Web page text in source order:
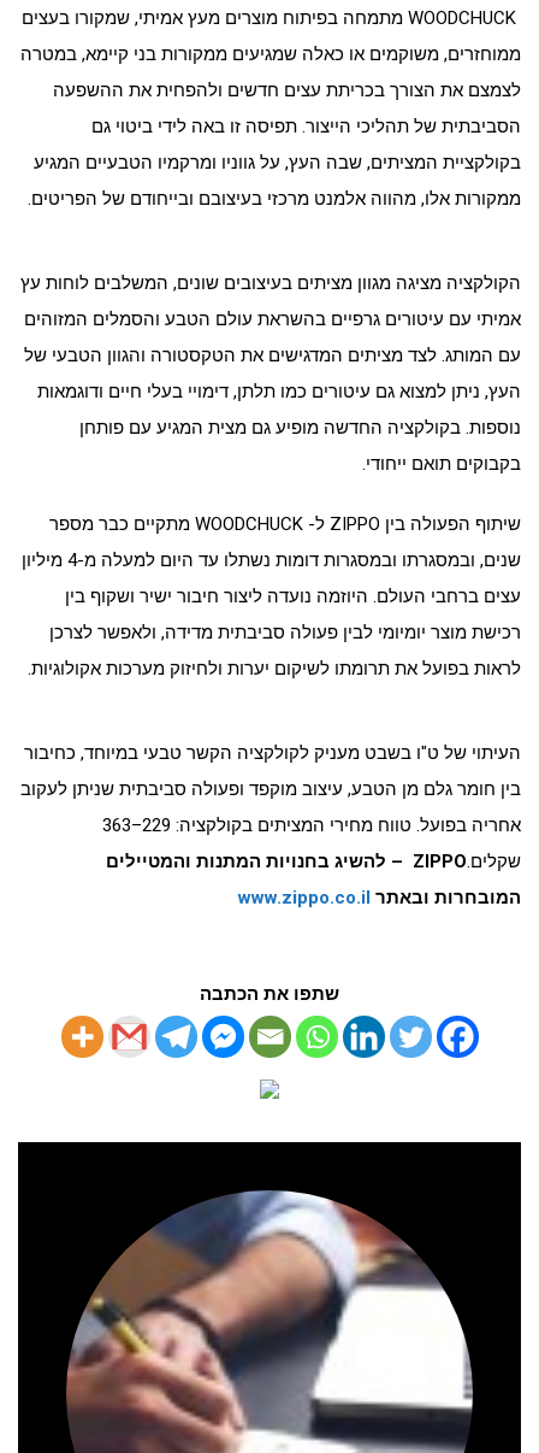
WOODCHUCK מתמחה בפיתוח מוצרים מעץ אמיתי, שמקורו בעצים
ממוחזרים, משוקמים או כאלה שמגיעים ממקורות בני קיימא, במטרה
לצמצם את הצורך בכריתת עצים חדשים ולהפחית את ההשפעה
הסביבתית של תהליכי הייצור. תפיסה זו באה לידי ביטוי גם
בקולקציית המציתים, שבה העץ, על גווניו ומרקמיו הטבעיים המגיע
ממקורות אלו, מהווה אלמנט מרכזי בעיצובם ובייחודם של הפריטים.
הקולקציה מציגה מגוון מציתים בעיצובים שונים, המשלבים לוחות עץ
אמיתי עם עיטורים גרפיים בהשראת עולם הטבע והסמלים המזוהים
עם המותג. לצד מציתים המדגישים את הטקסטורה והגוון הטבעי של
העץ, ניתן למצוא גם עיטורים כמו תלתן, דימויי בעלי חיים ודוגמאות
נוספות. בקולקציה החדשה מופיע גם מצית המגיע עם פותחן
בקבוקים תואם ייחודי.
שיתוף הפעולה בין ZIPPO ל- WOODCHUCK מתקיים כבר מספר
שנים, ובמסגרתו ובמסגרות דומות נשתלו עד היום למעלה מ-4 מיליון
עצים ברחבי העולם. היוזמה נועדה ליצור חיבור ישיר ושקוף בין
רכישת מוצר יומיומי לבין פעולה סביבתית מדידה, ולאפשר לצרכן
לראות בפועל את תרומתו לשיקום יערות ולחיזוק מערכות אקולוגיות.
העיתוי של ט"ו בשבט מעניק לקולקציה הקשר טבעי במיוחד, כחיבור
בין חומר גלם מן הטבע, עיצוב מוקפד ופעולה סביבתית שניתן לעקוב
אחריה בפועל. טווח מחירי המציתים בקולקציה: 229–363
שקלים.ZIPPO – להשיג בחנויות המתנות והמטיילים
המובחרות ובאתר www.zippo.co.il
שתפו את הכתבה